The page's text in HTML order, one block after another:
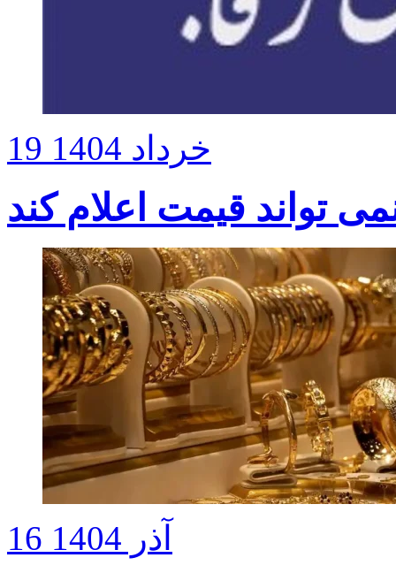
19 خرداد 1404
تواند قیمت اعلام کند
16 آذر 1404